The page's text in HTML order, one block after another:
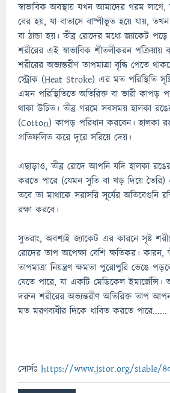
স্বাভাবিক অবস্থায় যখন আমাদের গরম
বের হয়, যা বাতাসে বাষ্পীভূত হয়ে যায়,
বা ঠান্ডা হয়। তীব্র রোদের মধ্যে জ্যাকেট
শরীরের এই স্বাভাবিক শীতলীকরন পক্রিয়ায়
শরীরের অভ্যন্তরীণ তাপমাত্রা বৃদ্ধি পেতে
স্ট্রোক (Heat Stroke) এর মত পরিস্থিতি
এমন পরিস্থিতিতে অতিরিক্ত বা ভারী কাপড়
থাকা উচিত। তীব্র গরমে সবসময় হালকা
(Cotton) কাপড় পরিধান করবেন। হালকা
প্রতিফলিত করে দূরে সরিয়ে দেয়।
এছাড়াও, তীব্র রোদে আপনি যদি হালকা
করতে পারে (যেমন সুতি বা খড় দিয়ে
তবে তা মাথাকে সরাসরি সূর্যের অতিবেগুনি
রক্ষা করবে।
সুতরাং, অবশ্যই জ্যাকেট এর কারনে সৃষ্ট
রোদের তাপ অপেক্ষা বেশি ক্ষতিকর। কারন,
তাপমাত্রা নিয়ন্ত্রণ ক্ষমতা পুরোপুরি ভেঙে
যেতে পারে, যা একটি মেডিকেল
দরুন শরীরের অভ্যন্তরীণ অতিরিক্ত তাপ
মত মরণব্যধীর দিকে ধাবিত করতে পারে......
সোর্সঃ https://www.jstor.org/stable/